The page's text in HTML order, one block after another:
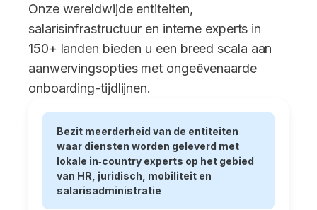
Onze wereldwijde entiteiten,
salarisinfrastructuur en interne experts in
150+ landen bieden u een breed scala aan
aanwervingsopties met ongeëvenaarde
onboarding-tijdlijnen.
Bezit meerderheid van de entiteiten
waar diensten worden geleverd met
lokale in‑country experts op het gebied
van HR, juridisch, mobiliteit en
salarisadministratie